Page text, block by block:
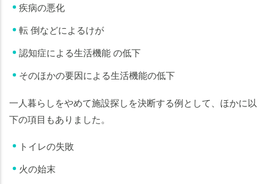
疾病の悪化
転 倒などによるけが
認知症による生活機能 の低下
そのほかの要因による生活機能の低下
一人暮らしをやめて施設探しを決断する例として、ほかに以
下の項目もありました。
トイレの失敗
火の始末